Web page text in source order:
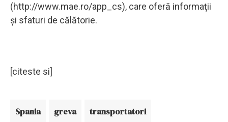
(http://www.mae.ro/app_cs), care oferă informaţii
şi sfaturi de călătorie.
[citeste si]
Spania greva transportatori